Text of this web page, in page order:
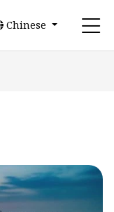
Chinese